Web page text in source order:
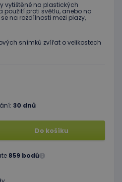
vytištěné na plastických
použití proti světlu, anebo na
na rozdílnosti mezi plazy,
snímků zvířat o velikostech
30 dnů
Do košíku
859 bodů